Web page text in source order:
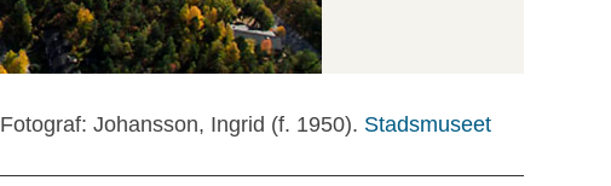
Fotograf: Johansson, Ingrid (f. 1950). Stadsmuseet